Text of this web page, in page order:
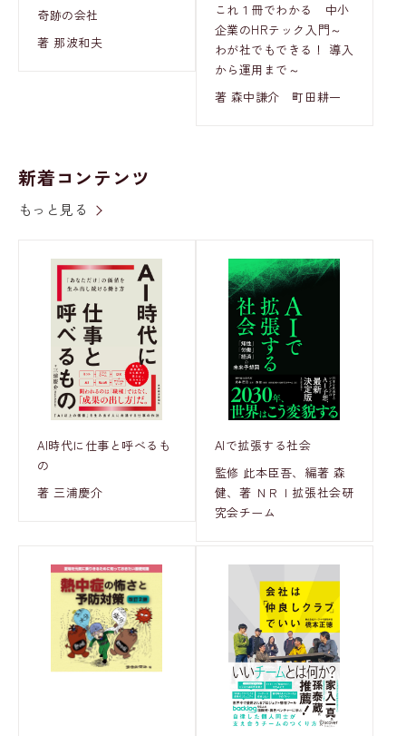
奇跡の会社
著 那波和夫
これ１冊でわかる 中小
企業のHRテック入門～
わが社でもできる！ 導入
から運用まで～
著 森中謙介 町田耕一
新着コンテンツ
もっと見る
AI時代に仕事と呼べるも
の
著 三浦慶介
AIで拡張する社会
監修 此本臣吾、編著 森
健、著 ＮＲＩ拡張社会研
究会チーム